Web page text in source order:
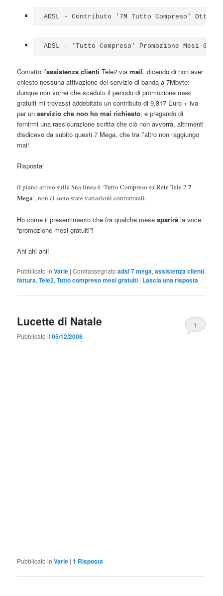
ADSL - Contributo '7M Tutto Compreso'
ADSL - 'Tutto Compreso' Promozione Mesi
Contatto l’assistenza clienti Tele2 viamail, dicendo di non aver
chiesto nessuna attivazione del servizio di banda a 7Mbyte:
dunque non vorrei che scaduto il periodo di promozione mesi
gratuiti mi trovassi addebitato un contributo di 9,817 Euro + iva
per unservizio che non ho mai richiesto; e pregando di
fornirmi una rassicurazione scritta che ciò non avverrà, altrimenti
disdicevo da subito questi 7 Mega, che tra l’altro non raggiungo
mai!
Risposta:
il piano attivo sulla Sua linea è ‘Tutto Compreso su Rete Tele 27
Mega‘, non ci sono state variazioni contrattuali.
Ho come il presentimento che fra qualche mesesparirà la voce
“promozione mesi gratuiti”!
Ahi ahi ahi!
Pubblicato in Varie |Contrassegnato adsl 7 mega,assistenza clienti,
fattura,Tele2,Tutto compreso mesi gratuiti | Lascia una risposta
Lucette di Natale
Pubblicato il05/12/2008
1
Pubblicato in Varie |1 Risposta